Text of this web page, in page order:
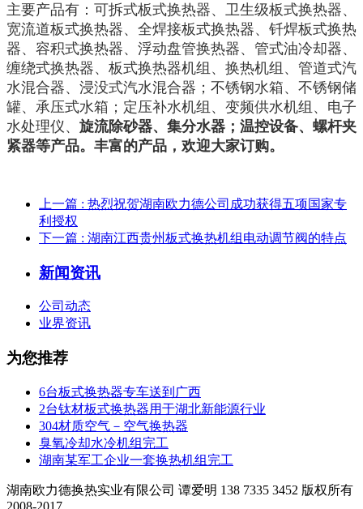
主要产品有：可拆式板式换热器、卫生级板式换热器、
宽流道板式换热器、全焊接板式换热器、钎焊板式换热
器、容积式换热器、浮动盘管换热器、管式油冷却器、
缠绕式换热器、板式换热器机组、换热机组、管道式汽
水混合器、浸没式汽水混合器；不锈钢水箱、不锈钢储
罐、承压式水箱；定压补水机组、变频供水机组、电子
水处理仪、 旋流除砂器、集分水器；温控设备、螺杆夹
紧器等产品。丰富的产品，欢迎大家订购。
上一篇 : 热烈祝贺湖南欧力德公司成功获得五项国家专
利授权
下一篇 : 湖南江西贵州板式换热机组电动调节阀的特点
新闻资讯
公司动态
业界资讯
为您推荐
6台板式换热器专车送到广西
2台钛材板式换热器用于湖北新能源行业
304材质空气－空气换热器
臭氧冷却水冷机组完工
湖南某军工企业一套换热机组完工
湖南欧力德换热实业有限公司 谭爱明 138 7335 3452 版权所有
2008-2017